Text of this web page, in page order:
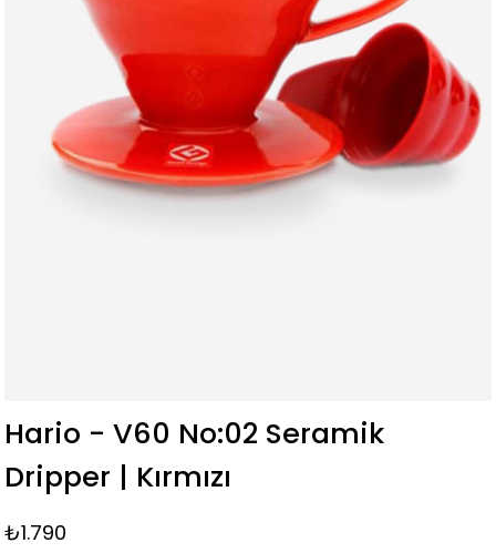
Hario - V60 No:02 Seramik
Dripper | Kırmızı
₺1.790